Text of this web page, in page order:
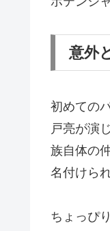
意外
初めての
戸亮が演
族自体の
名付けら
ちょっぴ